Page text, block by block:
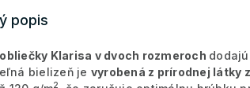
popis
Klarisa v dvoch rozmeroch
bielizeň je vyrobená z prírodnej látky
2